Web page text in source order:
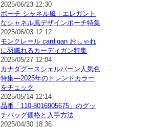
2025/06/23 12:30
ポーチ シャネル風｜エレガント
なシャネル風デザインポーチ特集
2025/06/03 12:12
モンクレール cardigan おしゃれ
に羽織れるカーディガン特集
2025/05/27 12:04
カナダグースシェルバーン人気色
特集—2025年のトレンドカラー
をチェック
2025/05/14 12:14
品番「110-8016905675」のグッ
チバッグ価格と入手方法
2025/04/30 18:36